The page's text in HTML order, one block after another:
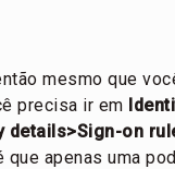
mesmo que
precisa ir em
details>Sign-on
apenas uma